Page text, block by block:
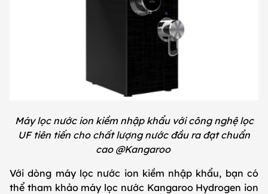
Máy lọc nước ion kiềm nhập khẩu với công nghệ lọc
UF tiên tiến cho chất lượng nước đầu ra đạt chuẩn
cao @Kangaroo
Với dòng máy lọc nước ion kiềm nhập khẩu, bạn có
thể tham khảo máy lọc nước Kangaroo Hydrogen ion